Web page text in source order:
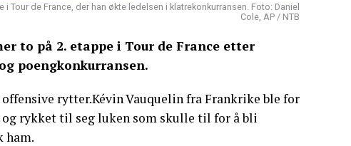
de France, der han økte ledelsen i klatrekonkurransen. Foto: Daniel
Cole, AP / NTB
to på 2. etappe i Tour de France etter
poengkonkurransen.
rytter.Kévin Vauquelin fra Frankrike ble for
og rykket til seg luken som skulle til for å bli
ham.